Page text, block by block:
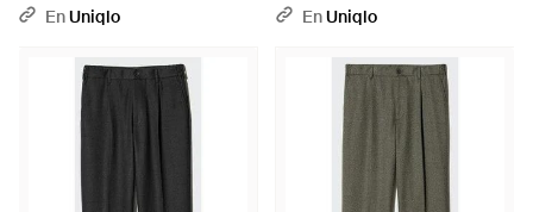
Cepillado Estampado - Negro
EnUniqlo
Cepillado Estampado - Blanco
EnUniqlo